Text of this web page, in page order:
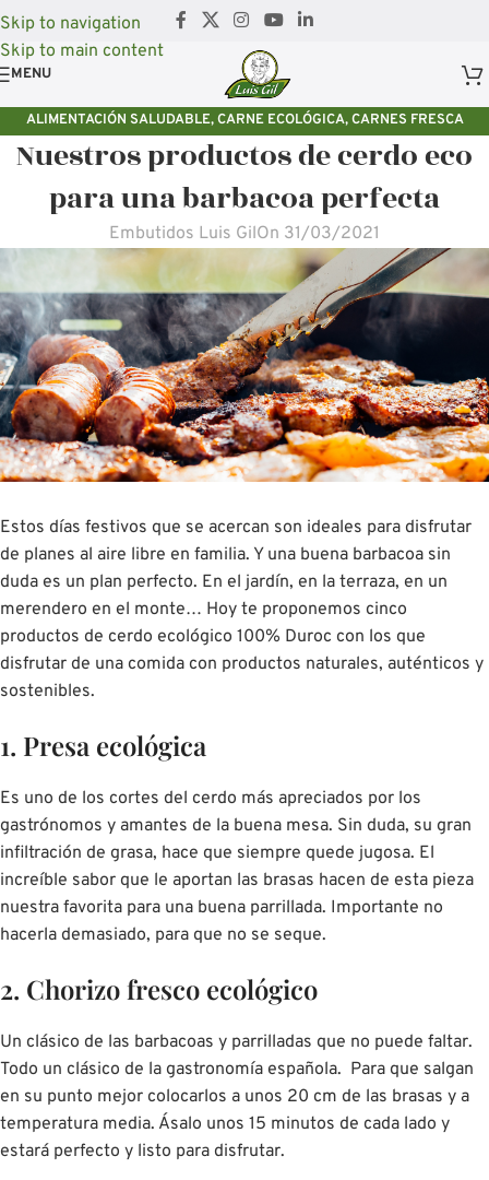
Skip to navigation
Skip to main content
MENU
ALIMENTACIÓN SALUDABLE,CARNE ECOLÓGICA,CARNES FRESCA
ECOLÓGICA,CHORIZO ECOLÓGICO ,EMBUTIDOS ECOLÓGICOS LUIS GIL
GANADERÍA ECOLÓGICA
PRODUCTOS NATURALES
Nuestros productos de cerdo eco
para una barbacoa perfecta
Embutidos Luis GilOn 31/03/2021
Estos días festivos que se acercan son ideales para disfrutar
de planes al aire libre en familia. Y una buena barbacoa sin
duda es un plan perfecto. En el jardín, en la terraza, en un
merendero en el monte… Hoy te proponemos cinco
productos de cerdo ecológico 100% Duroc con los que
disfrutar de una comida con productos naturales, auténticos y
sostenibles.
1. Presa ecológica
Es uno de los cortes del cerdo más apreciados por los
gastrónomos y amantes de la buena mesa. Sin duda, su gran
infiltración de grasa, hace que siempre quede jugosa. El
increíble sabor que le aportan las brasas hacen de esta pieza
nuestra favorita para una buena parrillada. Importante no
hacerla demasiado, para que no se seque.
2. Chorizo fresco ecológico
Un clásico de las barbacoas y parrilladas que no puede faltar.
Todo un clásico de la gastronomía española. Para que salgan
en su punto mejor colocarlos a unos 20 cm de las brasas y a
temperatura media. Ásalo unos 15 minutos de cada lado y
estará perfecto y listo para disfrutar.